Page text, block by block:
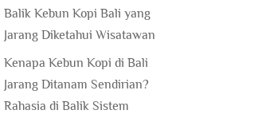
Balik Kebun Kopi Bali yang
Jarang Diketahui Wisatawan
Kenapa Kebun Kopi di Bali
Jarang Ditanam Sendirian?
Rahasia di Balik Sistem